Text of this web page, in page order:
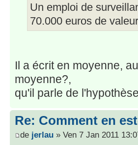
Un emploi de
70.000 euros de
Il a écrit en moyenne,
moyenne?,
qu'il parle de
Re: Comment en
de jerlau » Ven 7 Jan 2011